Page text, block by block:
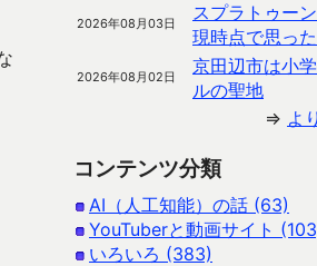
2026年08月03日
スプラトゥー
現時点で思っ
2026年08月02日
京田辺市は小
ルの聖地
⇒ よ
コンテンツ分類
AI（人工知能）の話 (63)
YouTuberと動画サイト
いろいろ (383)